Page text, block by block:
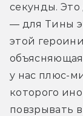
секунды.
— для Тины
этой
у нас плюс-
которого
повзрывать